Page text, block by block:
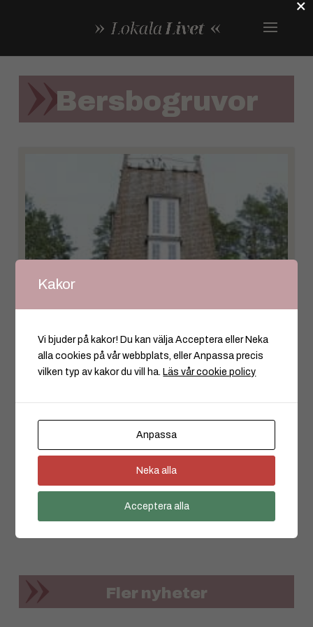
Bersbogruvor
Det kommer kosta mycket
pengar, vara jättesvårt och är
bråttom men det går att rädda
16 JUN -2022
Fler nyheter
×
Kakor
Vi bjuder på kakor! Du kan välja Acceptera eller Neka
alla cookies på vår webbplats, eller Anpassa precis
vilken typ av kakor du vill ha.Läs vår cookie policy
Anpassa
Neka alla
Acceptera alla